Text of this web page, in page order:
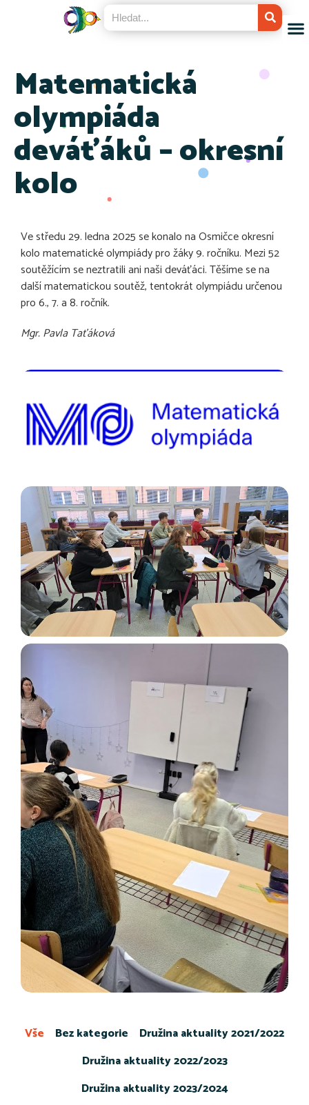
Matematická
olympiáda
deváťáků – okresní
kolo
Ve středu 29. ledna 2025 se konalo na Osmičce okresní
kolo matematické olympiády pro žáky 9. ročníku. Mezi 52
soutěžícím se neztratili ani naši deváťáci. Těšíme se na
další matematickou soutěž, tentokrát olympiádu určenou
pro 6., 7. a 8. ročník.
Mgr. Pavla Taťáková
Bez kategorie
Družina aktuality 2021/2022
Družina aktuality 2022/2023
Družina aktuality 2023/2024
Vše